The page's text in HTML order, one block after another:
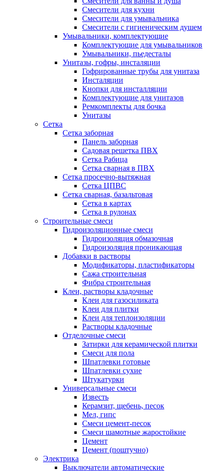
Смесители для кухни
Смесители для умывальника
Смесители с гигиеническим душем
Умывальники, комплектующие
Комплектующие для умывальников
Умывальники, пьедесталы
Унитазы, гофры, инсталяции
Гофрированные трубы для унитаза
Инсталяции
Кнопки для инсталляции
Комплектующие для унитазов
Ремкомплекты для бочка
Унитазы
Сетка
Сетка заборная
Панель заборная
Садовая решетка ПВХ
Сетка Рабица
Сетка сварная в ПВХ
Сетка просечно-вытяжная
Сетка ЦПВС
Сетка сварная, базальтовая
Сетка в картах
Сетка в рулонах
Строительные смеси
Гидроизоляционные смеси
Гидроизоляция обмазочная
Гидроизоляция проникающая
Добавки в растворы
Модификаторы, пластификаторы
Сажа строительная
Фибра строительная
Клеи, растворы кладочные
Клеи для газосиликата
Клеи для плитки
Клеи для теплоизоляции
Растворы кладочные
Отделочные смеси
Затирки для керамической плитки
Смеси для пола
Шпатлевки готовые
Шпатлевки сухие
Штукатурки
Универсальные смеси
Известь
Керамзит, щебень, песок
Мел, гипс
Смеси цемент-песок
Смеси шамотные жаростойкие
Цемент
Цемент (поштучно)
Электрика
Выключатели автоматические